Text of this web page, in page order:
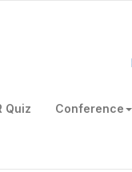
Quiz Conference